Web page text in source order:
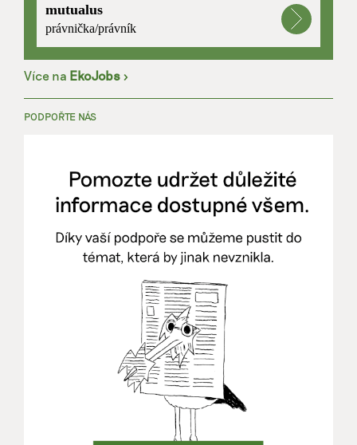
mutualus
právnička/právník
Více na EkoJobs >
PODPOŘTE NÁS